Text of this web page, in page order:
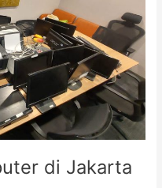
di Jakarta